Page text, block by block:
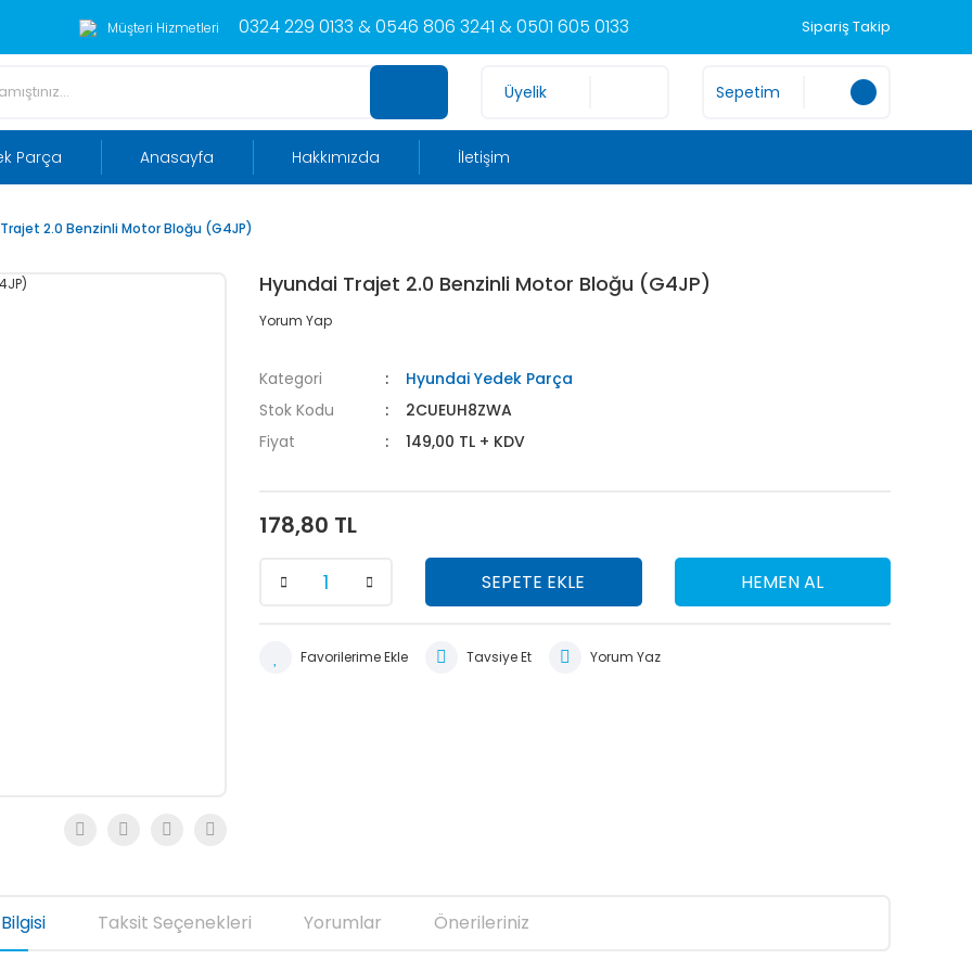
Müşteri Hizmetleri 0324 229 0133 & 0546 806 3241 & 0501 605 0133 Sipariş Takip
Üyelik Sepetim
Parça Anasayfa Hakkımızda İletişim
2.0 Benzinli Motor Bloğu (G4JP)
Hyundai Trajet 2.0 Benzinli Motor Bloğu (G4JP)
Yorum Yap
Kategori
Hyundai Yedek Parça
Stok Kodu
2CUEUH8ZWA
Fiyat
149,00 TL + KDV
178,80 TL
SEPETE EKLE HEMEN AL
Tavsiye Et Yorum Yaz
Taksit Seçenekleri Yorumlar Önerileriniz